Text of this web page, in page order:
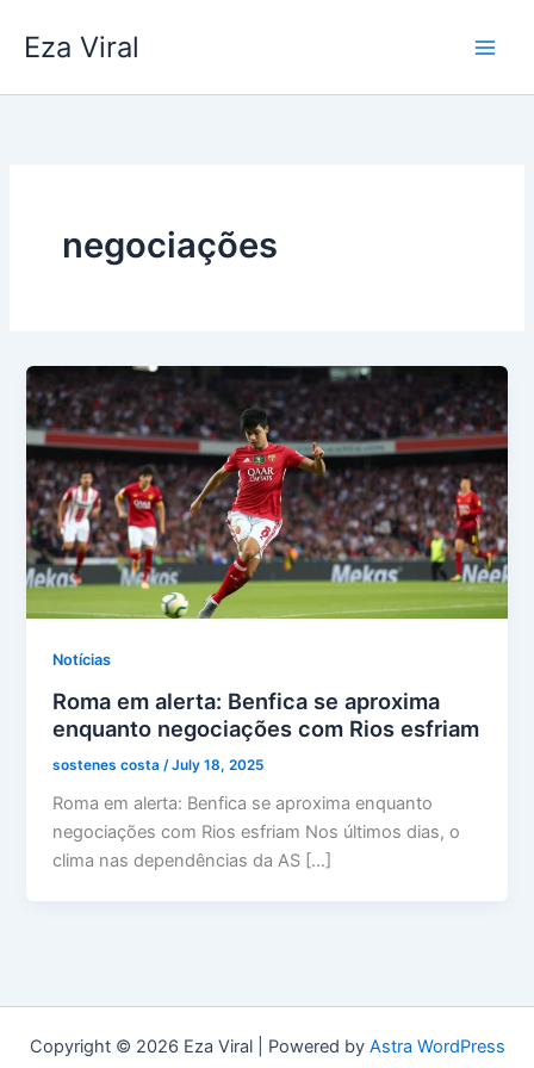
Eza Viral
negociações
Notícias
Roma em alerta: Benfica se aproxima
enquanto negociações com Rios esfriam
sostenes costa /July 18, 2025
Roma em alerta: Benfica se aproxima enquanto
negociações com Rios esfriam Nos últimos dias, o
clima nas dependências da AS […]
Copyright © 2026 Eza Viral | Powered by Astra WordPress